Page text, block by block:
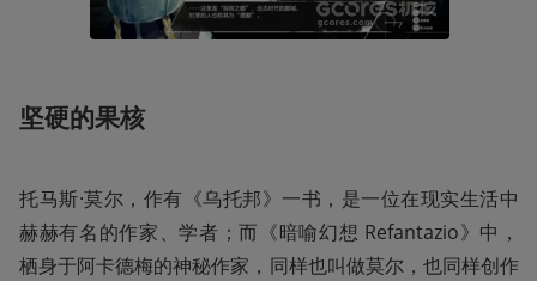
坚硬的果核
托马斯·莫尔，作有《乌托邦》一书，是一位在现实生活中
赫赫有名的作家、学者；而《暗喻幻想 Refantazio》中，
栖身于阿卡德梅的神秘作家，同样也叫做莫尔，也同样创作